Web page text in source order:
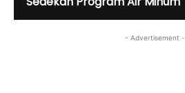
- Advertisement -